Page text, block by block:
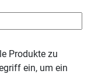
Produkte zu
ein, um ein